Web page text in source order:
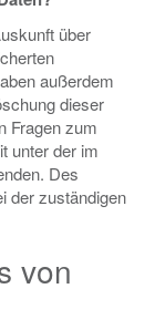
über
außerdem
dieser
Fragen zum
unter der im
Des
der zuständigen
von